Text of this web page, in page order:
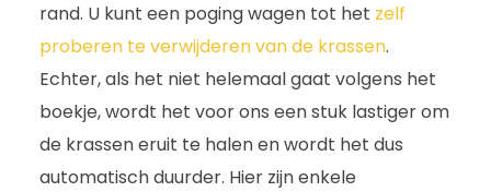
rand. U kunt een poging wagen tot het zelf
proberen te verwijderen van de krassen.
Echter, als het niet helemaal gaat volgens het
boekje, wordt het voor ons een stuk lastiger om
de krassen eruit te halen en wordt het dus
automatisch duurder. Hier zijn enkele